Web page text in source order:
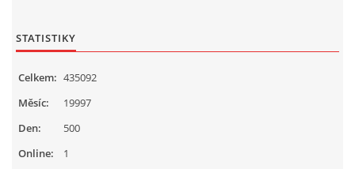
STATISTIKY
Online: 1
Celkem: 435092
Měsíc:
19997
Den:
500